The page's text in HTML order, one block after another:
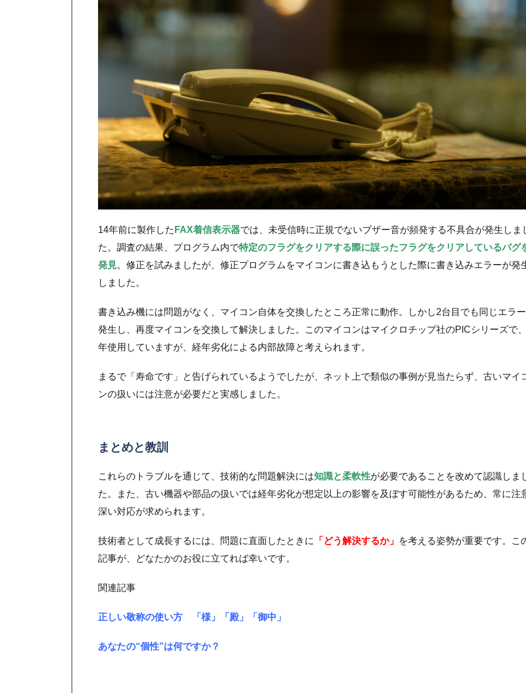
14年前に製作した FAX着信表示器では、未受信時に正規でないブザー音が頻発する不具合が発生しま
た。調査の結果、プログラム内で特定のフラグをクリアする際に誤ったフラグをクリアしているバグ
発見。修正を試みましたが、修正プログラムをマイコンに書き込もうとした際に書き込みエラーが発
しました。
書き込み機には問題がなく、マイコン自体を交換したところ正常に動作。しかし2台目でも同じエラ
発生し、再度マイコンを交換して解決しました。このマイコンはマイクロチップ社のPICシリーズで
年使用していますが、経年劣化による内部故障と考えられます。
まるで「寿命です」と告げられているようでしたが、ネット上で類似の事例が見当たらず、古いマイ
ンの扱いには注意が必要だと実感しました。
まとめと教訓
これらのトラブルを通じて、技術的な問題解決には知識と柔軟性が必要であることを改めて認識しま
た。また、古い機器や部品の扱いでは経年劣化が想定以上の影響を及ぼす可能性があるため、常に注
深い対応が求められます。
技術者として成長するには、問題に直面したときに 「どう解決するか」 を考える姿勢が重要です。こ
記事が、どなたかのお役に立てれば幸いです。
関連記事
正しい敬称の使い方 「様」「殿」「御中」
あなたの“個性”は何ですか？